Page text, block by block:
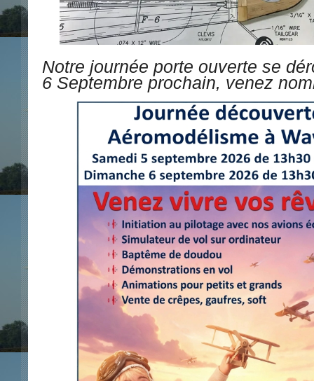
Notre journée porte ouverte se
6 Septembre prochain, venez